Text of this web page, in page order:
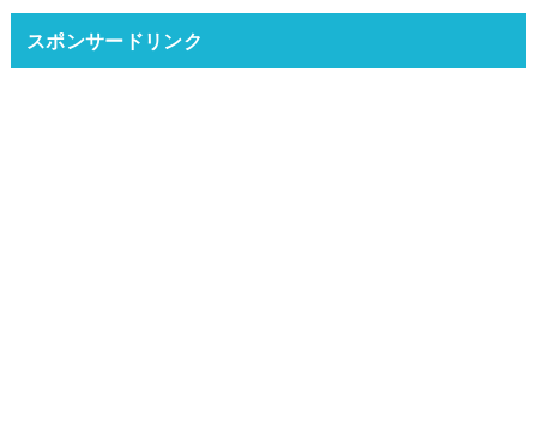
スポンサードリンク